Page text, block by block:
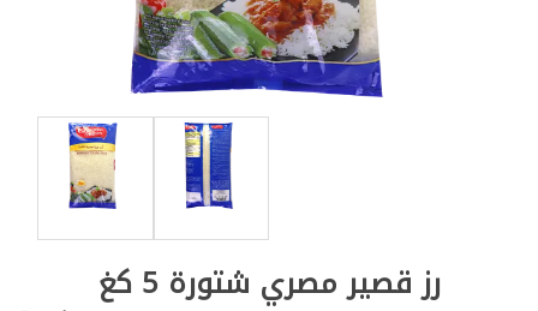
رز قصير مصري شتورة 5 كغ